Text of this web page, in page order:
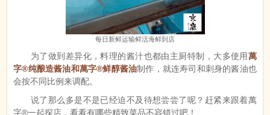
每日新鲜运输鲜活海鲜到店
为了做到差异化，料理的酱汁也都由主厨特制，大多使用萬
字®纯酿造酱油和萬字®鲜醇酱油制作，就连寿司和刺身的酱油也
会按不同比例来调配。
说了那么多是不是已经迫不及待想尝尝了呢？赶紧来跟着萬
字®一起探店，看看有哪些精致菜品不容错过吧！